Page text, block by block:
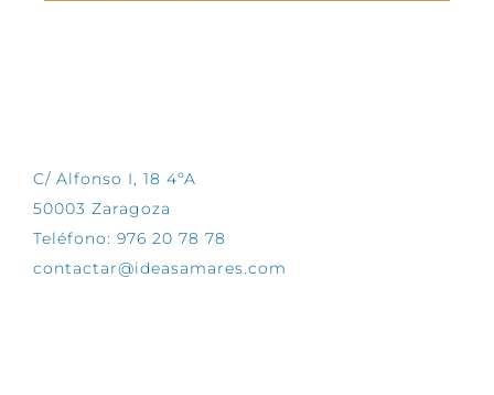
C/ Alfonso I, 18 4ºA
50003 Zaragoza
Teléfono: 976 20 78 78
contactar@ideasamares.com